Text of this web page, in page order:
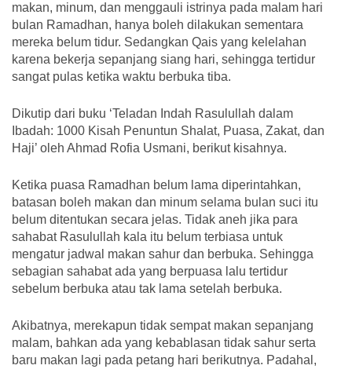
makan, minum, dan menggauli istrinya pada malam hari
bulan Ramadhan, hanya boleh dilakukan sementara
mereka belum tidur. Sedangkan Qais yang kelelahan
karena bekerja sepanjang siang hari, sehingga tertidur
sangat pulas ketika waktu berbuka tiba.
Dikutip dari buku ‘Teladan Indah Rasulullah dalam
Ibadah: 1000 Kisah Penuntun Shalat, Puasa, Zakat, dan
Haji’ oleh Ahmad Rofia Usmani, berikut kisahnya.
Ketika puasa Ramadhan belum lama diperintahkan,
batasan boleh makan dan minum selama bulan suci itu
belum ditentukan secara jelas. Tidak aneh jika para
sahabat Rasulullah kala itu belum terbiasa untuk
mengatur jadwal makan sahur dan berbuka. Sehingga
sebagian sahabat ada yang berpuasa lalu tertidur
sebelum berbuka atau tak lama setelah berbuka.
Akibatnya, merekapun tidak sempat makan sepanjang
malam, bahkan ada yang kebablasan tidak sahur serta
baru makan lagi pada petang hari berikutnya. Padahal,